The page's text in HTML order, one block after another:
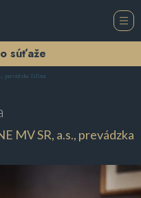
súťaže
prevádzka Žilina
MV SR, a.s., prevádzka